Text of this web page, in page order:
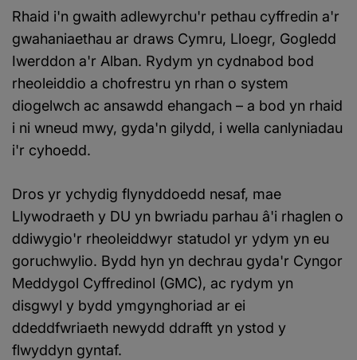
Rhaid i'n gwaith adlewyrchu'r pethau cyffredin a'r
gwahaniaethau ar draws Cymru, Lloegr, Gogledd
Iwerddon a'r Alban. Rydym yn cydnabod bod
rheoleiddio a chofrestru yn rhan o system
diogelwch ac ansawdd ehangach – a bod yn rhaid
i ni wneud mwy, gyda'n gilydd, i wella canlyniadau
i'r cyhoedd.
Dros yr ychydig flynyddoedd nesaf, mae
Llywodraeth y DU yn bwriadu parhau â'i rhaglen o
ddiwygio'r rheoleiddwyr statudol yr ydym yn eu
goruchwylio. Bydd hyn yn dechrau gyda'r Cyngor
Meddygol Cyffredinol (GMC), ac rydym yn
disgwyl y bydd ymgynghoriad ar ei
ddeddfwriaeth newydd ddrafft yn ystod y
flwyddyn gyntaf.